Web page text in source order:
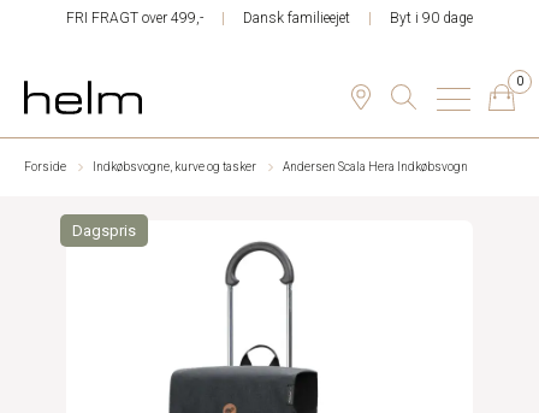
FRI FRAGT over 499,- Dansk familieejet Byt i 90 dage
0
Forside Indkøbsvogne, kurve og tasker Andersen Scala Hera Indkøbsvogn
Dagspris